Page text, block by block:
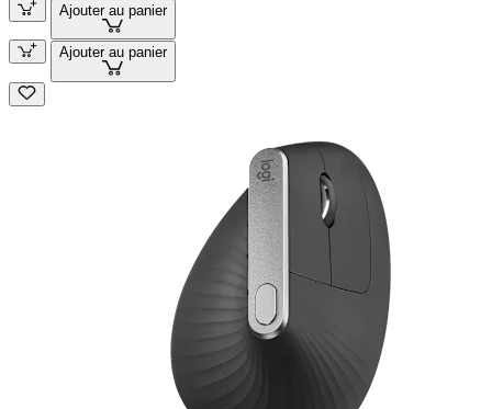
Ajouter au panier
Ajouter au panier